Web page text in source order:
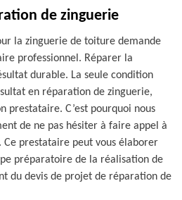
de zinguerie
la zinguerie de toiture demande
professionnel. Réparer la
durable. La seule condition
en réparation de zinguerie,
prestataire. C’est pourquoi nous
de ne pas hésiter à faire appel à
Ce prestataire peut vous élaborer
préparatoire de la réalisation de
du devis de projet de réparation de